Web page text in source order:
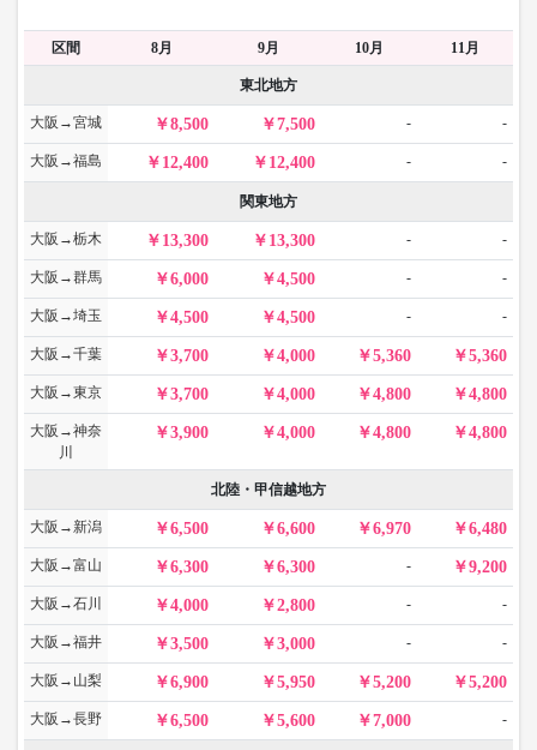
区間 8月 9月 10月 11月
東北地方
大阪→宮城 8,500 7,500 - -
大阪→福島 12,400 12,400 - -
関東地方
大阪→栃木 13,300 13,300 - -
大阪→群馬 6,000 4,500 - -
大阪→埼玉 4,500 4,500 - -
大阪→千葉 3,700 4,000 5,360 5,360
大阪→東京 3,700 4,000 4,800 4,800
大阪→神奈
川
3,900 4,000 4,800 4,800
北陸・甲信越地方
大阪→新潟 6,500 6,600 6,970 6,480
大阪→富山 6,300 6,300 - 9,200
大阪→石川 4,000 2,800 - -
大阪→福井 3,500 3,000 - -
大阪→山梨 6,900 5,950 5,200 5,200
大阪→長野 6,500 5,600 7,000 -